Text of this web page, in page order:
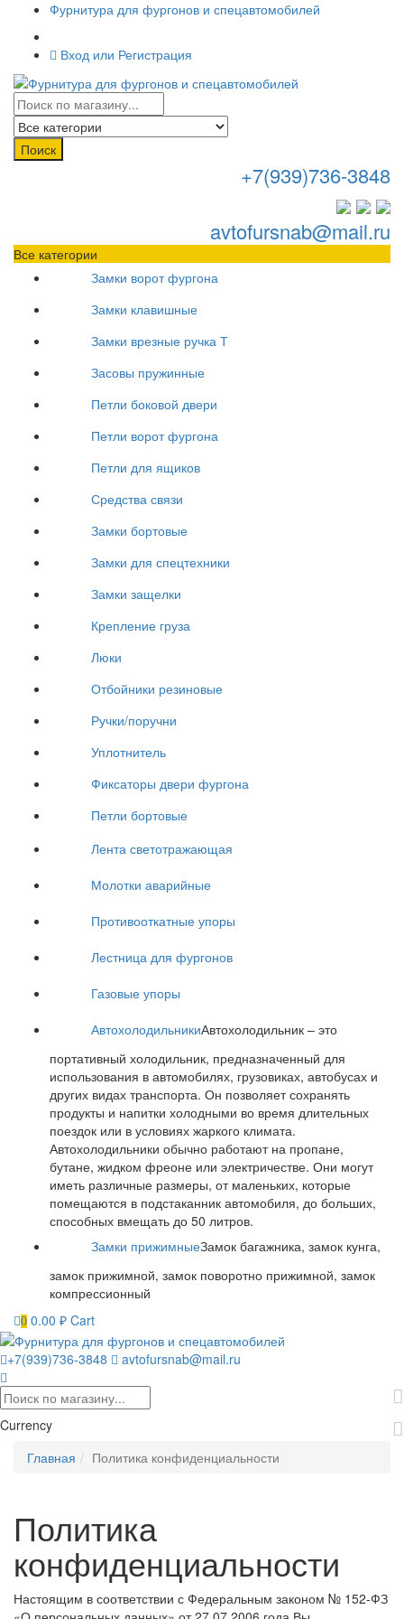
Фурнитура для фургонов и спецавтомобилей
Вход или Регистрация
Поиск
+7(939)736-3848
avtofursnab@mail.ru
Все категории
Замки ворот фургона
Замки клавишные
Замки врезные ручка Т
Засовы пружинные
Петли боковой двери
Петли ворот фургона
Петли для ящиков
Средства связи
Замки бортовые
Замки для спецтехники
Замки защелки
Крепление груза
Люки
Отбойники резиновые
Ручки/поручни
Уплотнитель
Фиксаторы двери фургона
Петли бортовые
Лента светотражающая
Молотки аварийные
Противооткатные упоры
Лестница для фургонов
Газовые упоры
АвтохолодильникиАвтохолодильник – это
портативный холодильник, предназначенный для
использования в автомобилях, грузовиках, автобусах и
других видах транспорта. Он позволяет сохранять
продукты и напитки холодными во время длительных
поездок или в условиях жаркого климата.
Автохолодильники обычно работают на пропане,
бутане, жидком фреоне или электричестве. Они могут
иметь различные размеры, от маленьких, которые
помещаются в подстаканник автомобиля, до больших,
способных вмещать до 50 литров.
Замки прижимныеЗамок багажника, замок кунга,
замок прижимной, замок поворотно прижимной, замок
компрессионный
0 0.00 ₽ Cart
+7(939)736-3848 avtofursnab@mail.ru
Currency
Главная
Политика конфиденциальности
Политика
конфиденциальности
Настоящим в соответствии с Федеральным законом № 152-ФЗ